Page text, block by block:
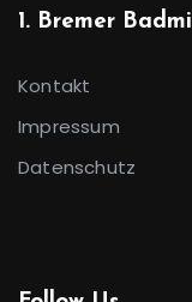
1. Bremer
Kontakt
Impressum
Datenschutz